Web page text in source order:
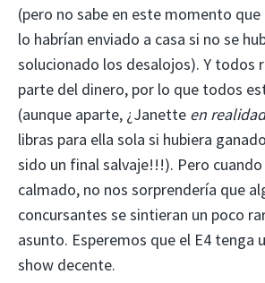
(pero no sabe en este momento
lo habrían enviado a casa si no se
solucionado los desalojos). Y todos
parte del dinero, por lo que todos
(aunque aparte, ¿Janette en
libras para ella sola si hubiera
sido un final salvaje!!!). Pero
calmado, no nos sorprendería que
concursantes se sintieran un poco
asunto. Esperemos que el E4 tenga
show decente.